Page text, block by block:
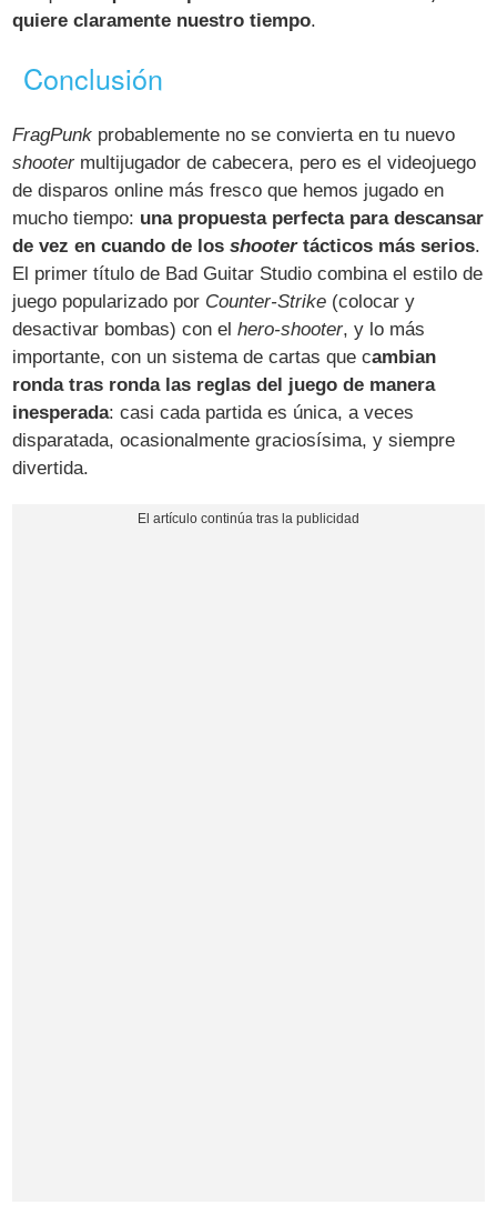
quiere claramente nuestro tiempo.
Conclusión
FragPunk probablemente no se convierta en tu nuevo
shootermultijugador de cabecera, pero es el videojuego
de disparos online más fresco que hemos jugado en
mucho tiempo: una propuesta perfecta para descansar
de vez en cuando de losshootertácticos más serios.
El primer título de Bad Guitar Studio combina el estilo de
juego popularizado por Counter-Strike (colocar y
desactivar bombas) con elhero-shooter, y lo más
importante, con un sistema de cartas que cambian
ronda tras ronda las reglas del juego de manera
inesperada: casi cada partida es única, a veces
disparatada, ocasionalmente graciosísima, y siempre
divertida.